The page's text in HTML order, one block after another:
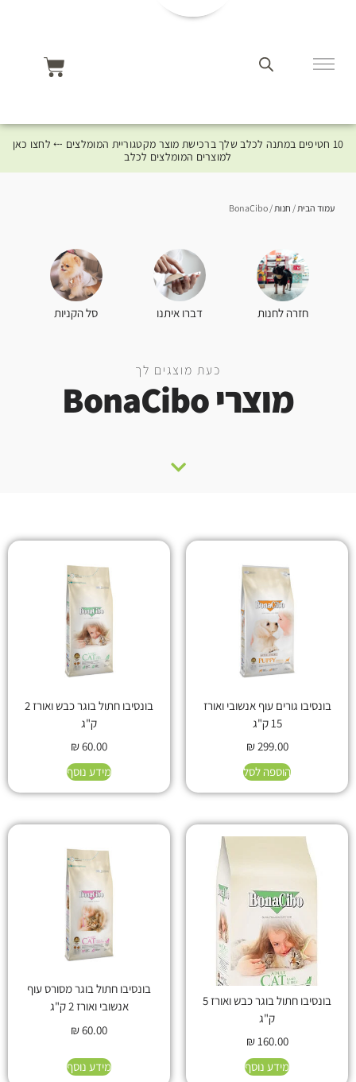
10 חטיפים במתנה לכלב שלך ברכישת מוצר מקטגוריית המומלצים ⤎ לחצו כאן
למוצרים המומלצים לכלב
עמוד הבית/ חנות/ BonaCibo
חזרה לחנות דברו איתנו סל הקניות
כעת מוצגים לך
מוצרי BonaCibo
בונסיבו גורים עוף אנשובי ואורז
15 ק"ג
₪299.00
הוספה לסל
בונסיבו חתול בוגר כבש ואורז 2
ק"ג
₪60.00
מידע נוסף
בונסיבו חתול בוגר כבש ואורז 5
ק"ג
₪160.00
מידע נוסף
בונסיבו חתול בוגר מסורס עוף
אנשובי ואורז 2 ק"ג
₪60.00
מידע נוסף